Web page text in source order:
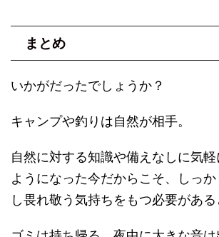
まとめ
いかがだったでしょうか？
キャンプや釣りは自然が相手。
自然に対する知識や備えなしに気
ようになった今だからこそ、しっ
し畏れ敬う気持ちをもつ必要がある